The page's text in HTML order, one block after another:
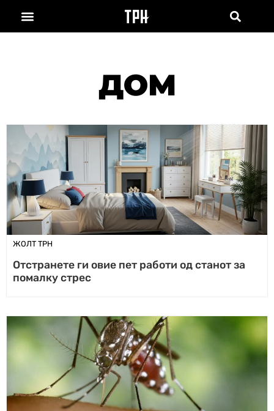
ДОМ
ЖОЛТ ТРН
Отстранете ги овие пет работи од станот за
помалку стрес